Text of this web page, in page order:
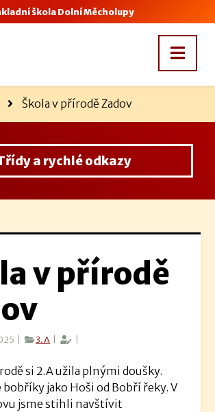
škola Dolní Měcholupy
Škola v přírodě Zadov
a rychlé odkazy
v přírodě
| 3.A |
si 2.A užila plnými doušky.
jako Hoši od Bobří řeky. V
jsme stihli navštívit